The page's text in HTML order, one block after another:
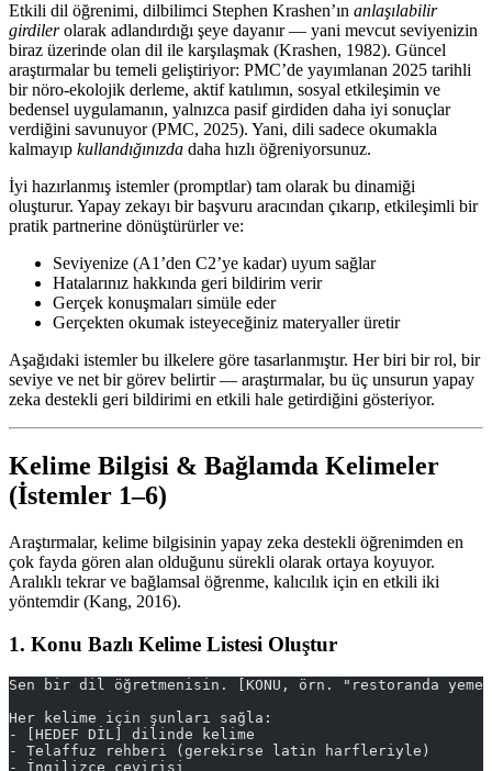
Etkili dil öğrenimi, dilbilimci Stephen Krashen’ın anlaşılabilir
girdilerolarak adlandırdığı şeye dayanır — yani mevcut seviyenizin
biraz üzerinde olan dil ile karşılaşmak (Krashen, 1982). Güncel
araştırmalar bu temeli geliştiriyor: PMC’de yayımlanan 2025 tarihli
bir nöro-ekolojik derleme, aktif katılımın, sosyal etkileşimin ve
bedensel uygulamanın, yalnızca pasif girdiden daha iyi sonuçlar
verdiğini savunuyor (PMC, 2025). Yani, dili sadece okumakla
kalmayıp kullandığınızda daha hızlı öğreniyorsunuz.
İyi hazırlanmış istemler (promptlar) tam olarak bu dinamiği
oluşturur. Yapay zekayı bir başvuru aracından çıkarıp, etkileşimli bir
pratik partnerine dönüştürürler ve:
Seviyenize (A1’den C2’ye kadar) uyum sağlar
Hatalarınız hakkında geri bildirim verir
Gerçek konuşmaları simüle eder
Gerçekten okumak isteyeceğiniz materyaller üretir
Aşağıdaki istemler bu ilkelere göre tasarlanmıştır. Her biri bir rol, bir
seviye ve net bir görev belirtir — araştırmalar, bu üç unsurun yapay
zeka destekli geri bildirimi en etkili hale getirdiğini gösteriyor.
Kelime Bilgisi & Bağlamda Kelimeler
(İstemler 1–6)
Araştırmalar, kelime bilgisinin yapay zeka destekli öğrenimden en
çok fayda gören alan olduğunu sürekli olarak ortaya koyuyor.
Aralıklı tekrar ve bağlamsal öğrenme, kalıcılık için en etkili iki
yöntemdir (Kang, 2016).
1. Konu Bazlı Kelime Listesi Oluştur
Sen bir dil öğretmenisin. [KONU, örn. "restoranda
Her kelime için şunları sağla:
- [HEDEF DİL] dilinde kelime
- Telaffuz rehberi (gerekirse latin harfleriyle)
- İngilizce çevirisi